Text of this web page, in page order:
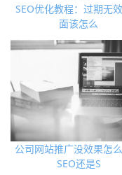
SEO优化教程：过期无
面该怎么
公司网站推广没效果怎么
SEO还是S